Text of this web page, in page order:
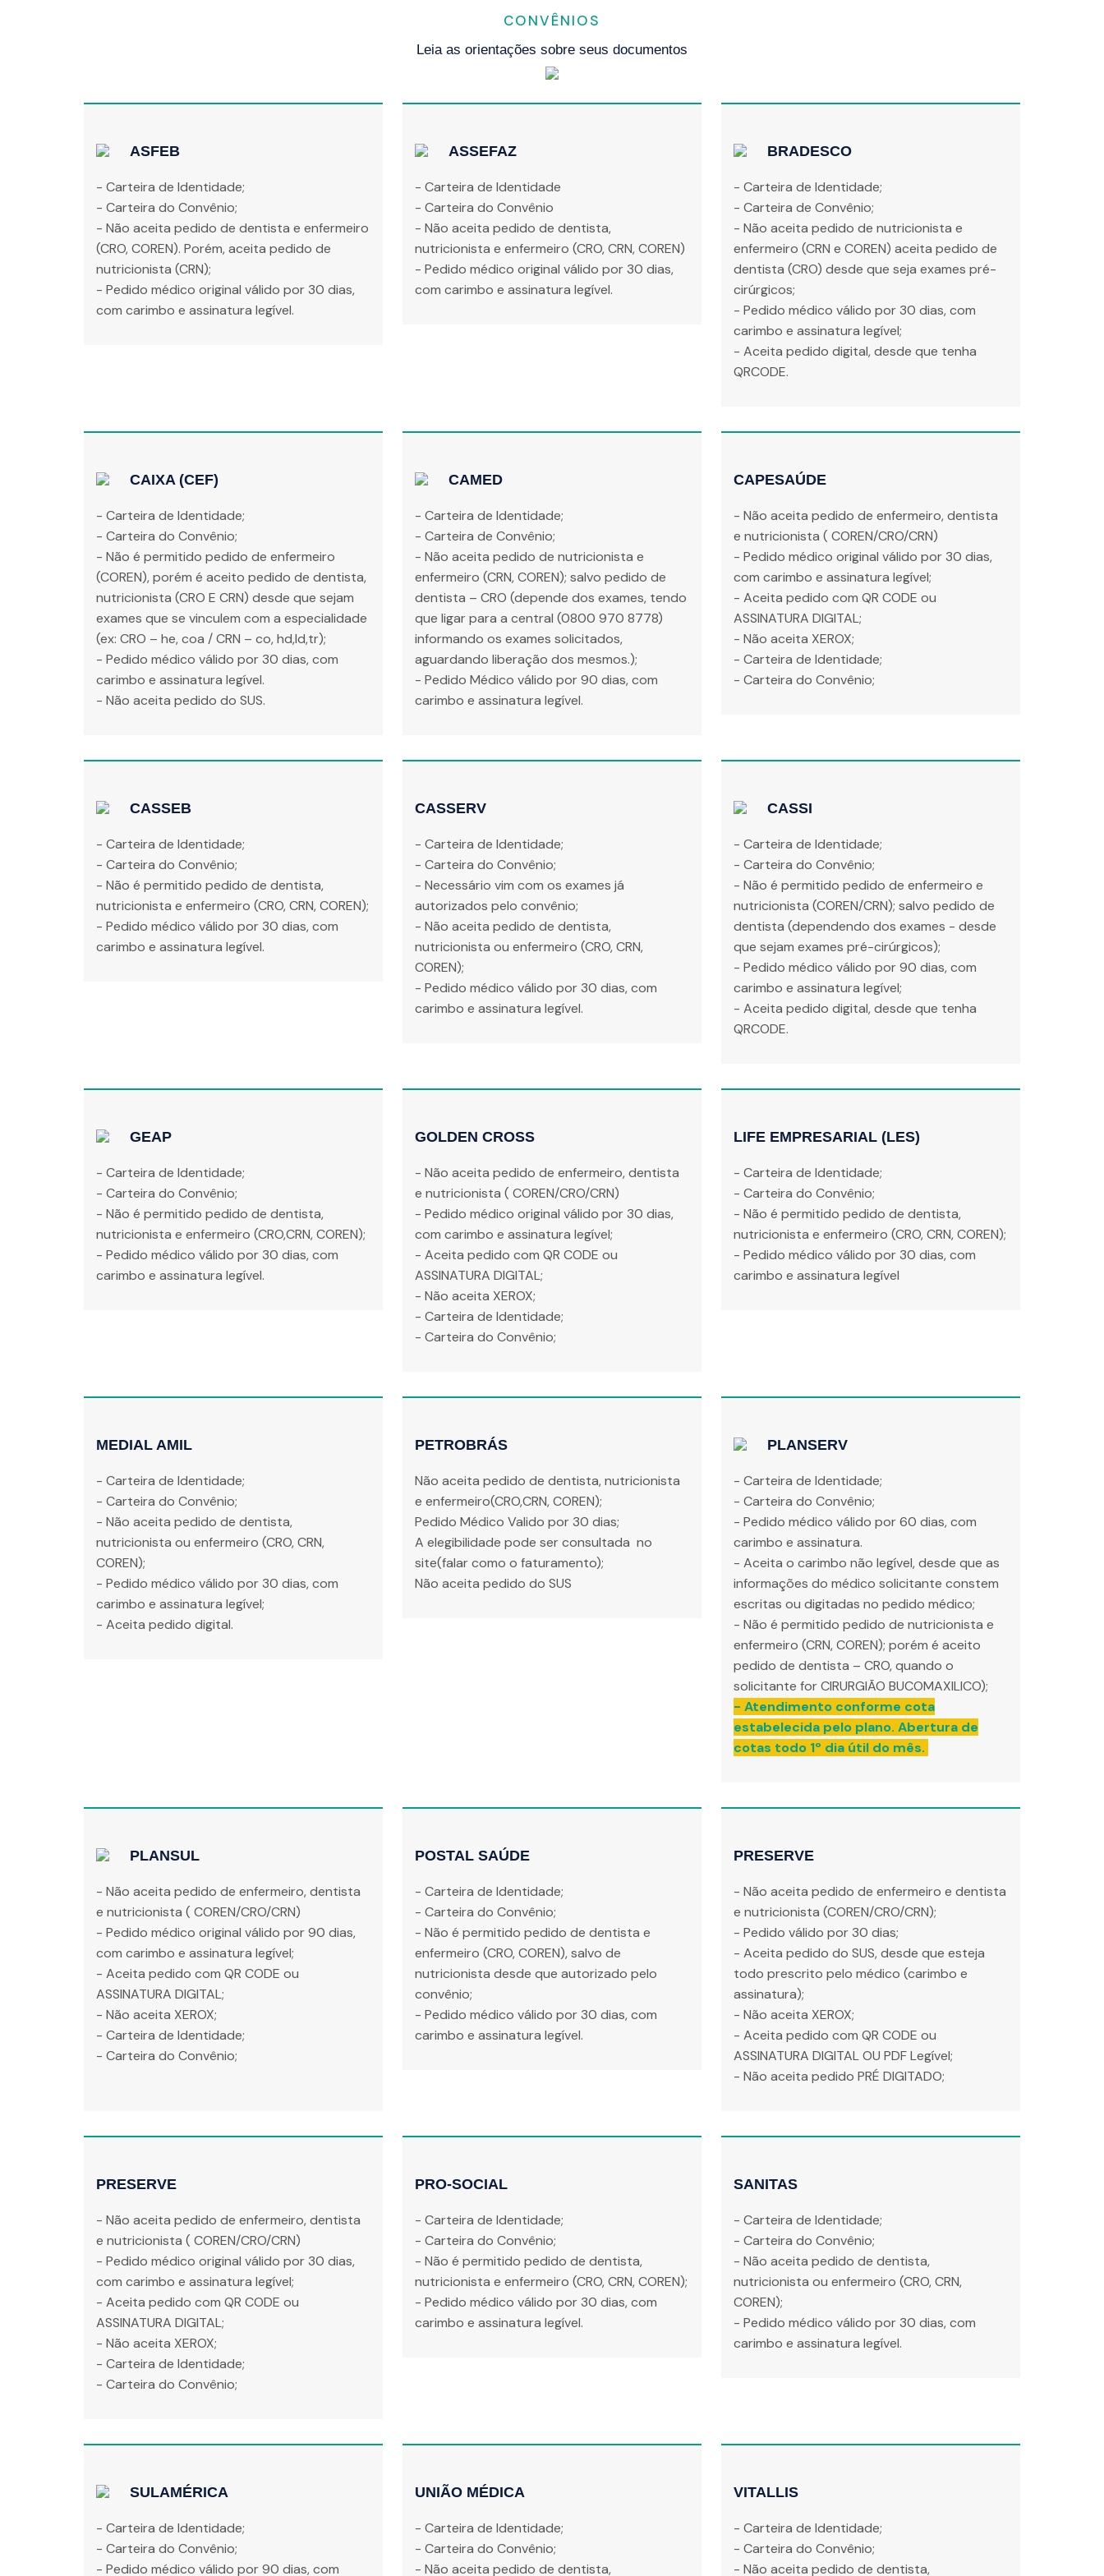
CONVÊNIOS
Leia as orientações sobre seus documentos
ASFEB
- Carteira de Identidade;
- Carteira do Convênio;
- Não aceita pedido de dentista e enfermeiro
(CRO, COREN). Porém, aceita pedido de
nutricionista (CRN);
- Pedido médico original válido por 30 dias,
com carimbo e assinatura legível.
ASSEFAZ
- Carteira de Identidade
- Carteira do Convênio
- Não aceita pedido de dentista,
nutricionista e enfermeiro (CRO, CRN, COREN)
- Pedido médico original válido por 30 dias,
com carimbo e assinatura legível.
BRADESCO
- Carteira de Identidade;
- Carteira de Convênio;
- Não aceita pedido de nutricionista e
enfermeiro (CRN e COREN) aceita pedido de
dentista (CRO) desde que seja exames pré-
cirúrgicos;
- Pedido médico válido por 30 dias, com
carimbo e assinatura legível;
- Aceita pedido digital, desde que tenha
QRCODE.
CAIXA (CEF)
- Carteira de Identidade;
- Carteira do Convênio;
- Não é permitido pedido de enfermeiro
(COREN), porém é aceito pedido de dentista,
nutricionista (CRO E CRN) desde que sejam
exames que se vinculem com a especialidade
(ex: CRO – he, coa / CRN – co, hd,ld,tr);
- Pedido médico válido por 30 dias, com
carimbo e assinatura legível.
- Não aceita pedido do SUS.
CAMED
- Carteira de Identidade;
- Carteira de Convênio;
- Não aceita pedido de nutricionista e
enfermeiro (CRN, COREN); salvo pedido de
dentista – CRO (depende dos exames, tendo
que ligar para a central (0800 970 8778)
informando os exames solicitados,
aguardando liberação dos mesmos.);
- Pedido Médico válido por 90 dias, com
carimbo e assinatura legível.
CAPESAÚDE
- Não aceita pedido de enfermeiro, dentista
e nutricionista ( COREN/CRO/CRN)
- Pedido médico original válido por 30 dias,
com carimbo e assinatura legível;
- Aceita pedido com QR CODE ou
ASSINATURA DIGITAL;
- Não aceita XEROX;
- Carteira de Identidade;
- Carteira do Convênio;
CASSEB
- Carteira de Identidade;
- Carteira do Convênio;
- Não é permitido pedido de dentista,
nutricionista e enfermeiro (CRO, CRN, COREN);
- Pedido médico válido por 30 dias, com
carimbo e assinatura legível.
CASSERV
- Carteira de Identidade;
- Carteira do Convênio;
- Necessário vim com os exames já
autorizados pelo convênio;
- Não aceita pedido de dentista,
nutricionista ou enfermeiro (CRO, CRN,
COREN);
- Pedido médico válido por 30 dias, com
carimbo e assinatura legível.
CASSI
- Carteira de Identidade;
- Carteira do Convênio;
- Não é permitido pedido de enfermeiro e
nutricionista (COREN/CRN); salvo pedido de
dentista (dependendo dos exames - desde
que sejam exames pré-cirúrgicos);
- Pedido médico válido por 90 dias, com
carimbo e assinatura legível;
- Aceita pedido digital, desde que tenha
QRCODE.
GEAP
- Carteira de Identidade;
- Carteira do Convênio;
- Não é permitido pedido de dentista,
nutricionista e enfermeiro (CRO,CRN, COREN);
- Pedido médico válido por 30 dias, com
carimbo e assinatura legível.
GOLDEN CROSS
- Não aceita pedido de enfermeiro, dentista
e nutricionista ( COREN/CRO/CRN)
- Pedido médico original válido por 30 dias,
com carimbo e assinatura legível;
- Aceita pedido com QR CODE ou
ASSINATURA DIGITAL;
- Não aceita XEROX;
- Carteira de Identidade;
- Carteira do Convênio;
LIFE EMPRESARIAL (LES)
- Carteira de Identidade;
- Carteira do Convênio;
- Não é permitido pedido de dentista,
nutricionista e enfermeiro (CRO, CRN, COREN);
- Pedido médico válido por 30 dias, com
carimbo e assinatura legível
MEDIAL AMIL
- Carteira de Identidade;
- Carteira do Convênio;
- Não aceita pedido de dentista,
nutricionista ou enfermeiro (CRO, CRN,
COREN);
- Pedido médico válido por 30 dias, com
carimbo e assinatura legível;
- Aceita pedido digital.
PETROBRÁS
Não aceita pedido de dentista, nutricionista
e enfermeiro(CRO,CRN, COREN);
Pedido Médico Valido por 30 dias;
A elegibilidade pode ser consultada no
site(falar como o faturamento);
Não aceita pedido do SUS
PLANSERV
- Carteira de Identidade;
- Carteira do Convênio;
- Pedido médico válido por 60 dias, com
carimbo e assinatura.
- Aceita o carimbo não legível, desde que as
informações do médico solicitante constem
escritas ou digitadas no pedido médico;
- Não é permitido pedido de nutricionista e
enfermeiro (CRN, COREN); porém é aceito
pedido de dentista – CRO, quando o
solicitante for CIRURGIÃO BUCOMAXILICO);
- Atendimento conforme cota
estabelecida pelo plano. Abertura de
cotas todo 1º dia útil do mês.
PLANSUL
- Não aceita pedido de enfermeiro, dentista
e nutricionista ( COREN/CRO/CRN)
- Pedido médico original válido por 90 dias,
com carimbo e assinatura legível;
- Aceita pedido com QR CODE ou
ASSINATURA DIGITAL;
- Não aceita XEROX;
- Carteira de Identidade;
- Carteira do Convênio;
POSTAL SAÚDE
- Carteira de Identidade;
- Carteira do Convênio;
- Não é permitido pedido de dentista e
enfermeiro (CRO, COREN), salvo de
nutricionista desde que autorizado pelo
convênio;
- Pedido médico válido por 30 dias, com
carimbo e assinatura legível.
PRESERVE
- Não aceita pedido de enfermeiro e dentista
e nutricionista (COREN/CRO/CRN);
- Pedido válido por 30 dias;
- Aceita pedido do SUS, desde que esteja
todo prescrito pelo médico (carimbo e
assinatura);
- Não aceita XEROX;
- Aceita pedido com QR CODE ou
ASSINATURA DIGITAL OU PDF Legível;
- Não aceita pedido PRÉ DIGITADO;
PRESERVE
- Não aceita pedido de enfermeiro, dentista
e nutricionista ( COREN/CRO/CRN)
- Pedido médico original válido por 30 dias,
com carimbo e assinatura legível;
- Aceita pedido com QR CODE ou
ASSINATURA DIGITAL;
- Não aceita XEROX;
- Carteira de Identidade;
- Carteira do Convênio;
PRO-SOCIAL
- Carteira de Identidade;
- Carteira do Convênio;
- Não é permitido pedido de dentista,
nutricionista e enfermeiro (CRO, CRN, COREN);
- Pedido médico válido por 30 dias, com
carimbo e assinatura legível.
SANITAS
- Carteira de Identidade;
- Carteira do Convênio;
- Não aceita pedido de dentista,
nutricionista ou enfermeiro (CRO, CRN,
COREN);
- Pedido médico válido por 30 dias, com
carimbo e assinatura legível.
SULAMÉRICA
- Carteira de Identidade;
- Carteira do Convênio;
- Pedido médico válido por 90 dias, com
UNIÃO MÉDICA
- Carteira de Identidade;
- Carteira do Convênio;
- Não aceita pedido de dentista,
VITALLIS
- Carteira de Identidade;
- Carteira do Convênio;
- Não aceita pedido de dentista,